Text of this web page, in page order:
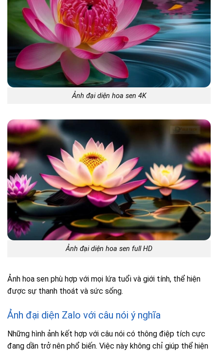
Ảnh đại diện hoa sen 4K
Ảnh đại diện hoa sen full HD
Ảnh hoa sen phù hợp với mọi lứa tuổi và giới tính, thể hiện
được sự thanh thoát và sức sống.
Ảnh đại diện Zalo với câu nói ý nghĩa
Những hình ảnh kết hợp với câu nói có thông điệp tích cực
đang dần trở nên phổ biến. Việc này không chỉ giúp thể hiện